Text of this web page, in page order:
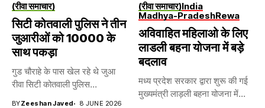
(रीवा समाचार)
सिटी कोतवाली पुलिस ने तीन
जुआरीओं को 10000 के
साथ पकड़ा
गुड चौराहे के पास खेल रहे थे जुआ
रीवा सिटी कोतवाली पुलिस...
BYZeeshan Javed 8 JUNE 2026
(रीवा समाचार)India
Madhya-PradeshRewa
अविवाहित महिलाओ के लिए
लाडली बहना योजना में बड़े
बदलाव
मध्य प्रदेश सरकार द्वारा शुरू की गई
मुख्यमंत्री लाड़ली बहना योजना में...